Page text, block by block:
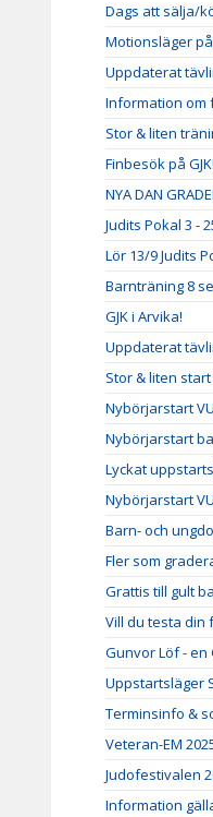
Dags att sälja/
Motionsläger på
Uppdaterat
Information om
Stor & liten
Finbesök på GJK!
NYA DAN
Judits Pokal 3 -
Lör 13/9 Judits
Barnträning 8
GJK i Arvika!
Uppdaterat
Stor & liten
Nybörjarstart
Nybörjarstart
Lyckat
Nybörjarstart
Barn- och
Fler som
Grattis till gult
Vill du testa din
Gunvor Löf - en
Uppstartsläger
Terminsinfo &
Veteran-EM
Judofestivalen
Information